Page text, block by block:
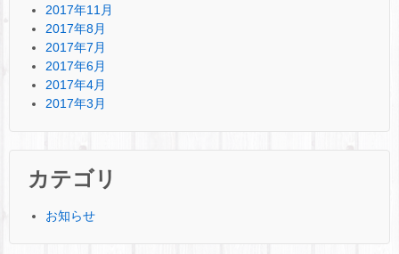
2017年11月
2017年8月
2017年7月
2017年6月
2017年4月
2017年3月
カテゴリ
お知らせ